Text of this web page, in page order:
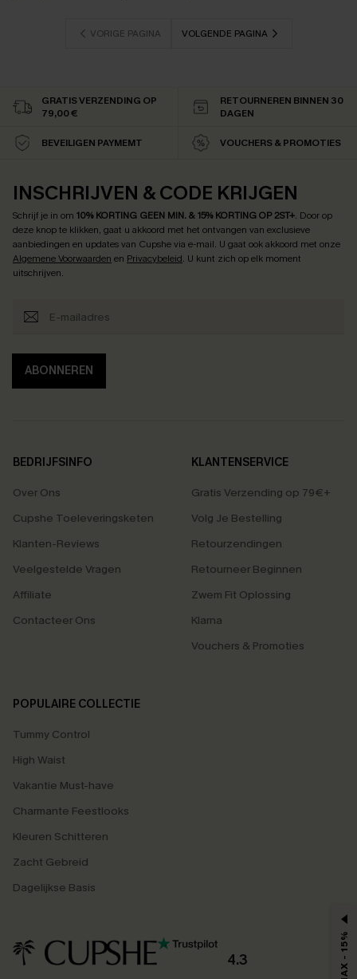
VORIGE PAGINA VOLGENDE PAGINA
GRATIS VERZENDING OP
79,00 €
RETOURNEREN BINNEN 30
DAGEN
BEVEILIGEN PAYMEMT VOUCHERS & PROMOTIES
INSCHRIJVEN & CODE KRIJGEN
Schrijf je in om 10% KORTING GEEN MIN. & 15% KORTING OP 2ST+. Door op
deze knop te klikken, gaat u akkoord met het ontvangen van exclusieve
aanbiedingen en updates van Cupshe via e-mail. U gaat ook akkoord met onze
Algemene Voorwaarden en Privacybeleid. U kunt zich op elk moment
uitschrijven.
ABONNEREN
BEDRIJFSINFO
Over Ons
Cupshe Toeleveringsketen
Klanten-Reviews
Veelgestelde Vragen
Affiliate
Contacteer Ons
KLANTENSERVICE
Gratis Verzending op 79€+
Volg Je Bestelling
Retourzendingen
Retourneer Beginnen
Zwem Fit Oplossing
Klarna
Vouchers & Promoties
POPULAIRE COLLECTIE
Tummy Control
High Waist
Vakantie Must-have
Charmante Feestlooks
Kleuren Schitteren
Zacht Gebreid
Dagelijkse Basis
4.3 MAX - 15%